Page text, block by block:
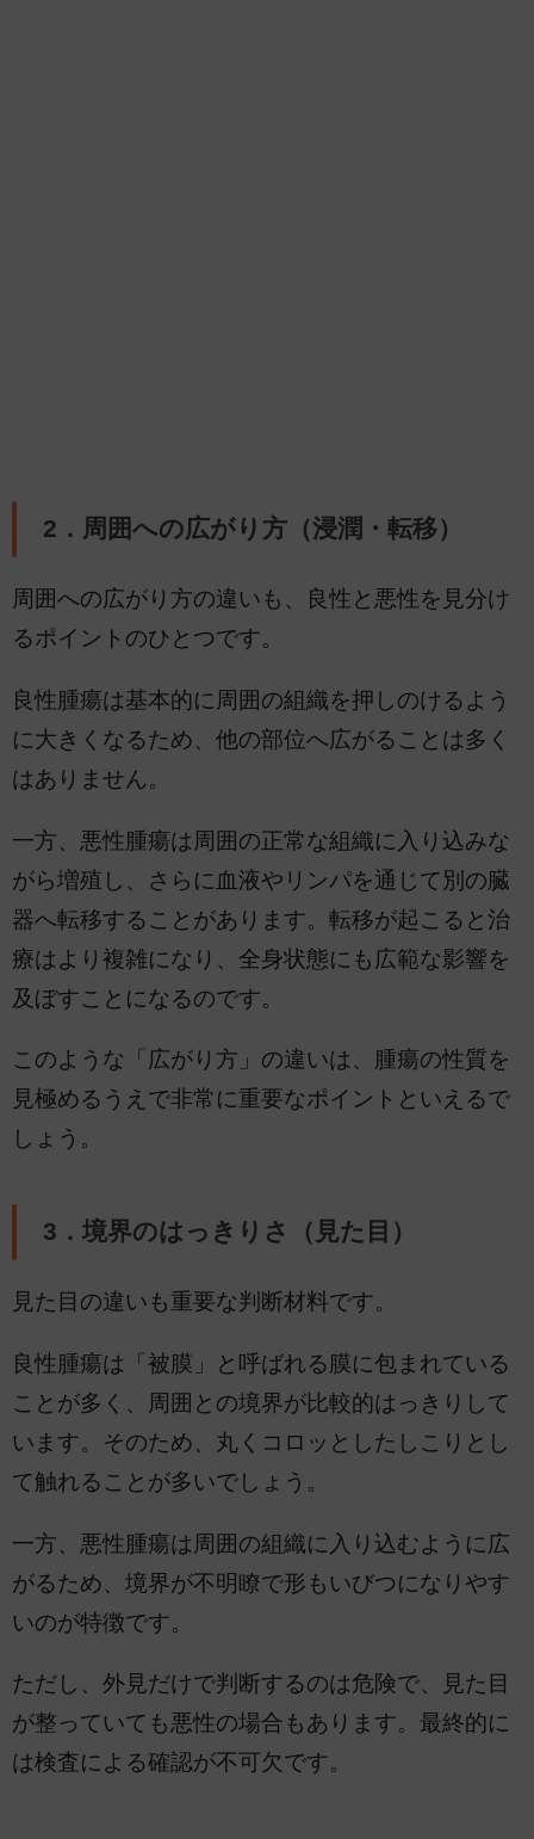
2．周囲への広がり方（浸潤・転移）
周囲への広がり方の違いも、良性と悪性を見分け
るポイントのひとつです。
良性腫瘍は基本的に周囲の組織を押しのけるよう
に大きくなるため、他の部位へ広がることは多く
はありません。
一方、悪性腫瘍は周囲の正常な組織に入り込みな
がら増殖し、さらに血液やリンパを通じて別の臓
器へ転移することがあります。転移が起こると治
療はより複雑になり、全身状態にも広範な影響を
及ぼすことになるのです。
このような「広がり方」の違いは、腫瘍の性質を
見極めるうえで非常に重要なポイントといえるで
しょう。
3．境界のはっきりさ（見た目）
見た目の違いも重要な判断材料です。
良性腫瘍は「被膜」と呼ばれる膜に包まれている
ことが多く、周囲との境界が比較的はっきりして
います。そのため、丸くコロッとしたしこりとし
て触れることが多いでしょう。
一方、悪性腫瘍は周囲の組織に入り込むように広
がるため、境界が不明瞭で形もいびつになりやす
いのが特徴です。
ただし、外見だけで判断するのは危険で、見た目
が整っていても悪性の場合もあります。最終的に
は検査による確認が不可欠です。